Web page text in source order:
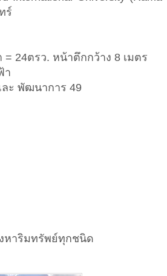
ร์
24ตรว. หน้าตึกกว้าง 8 เมตร
า
ะ พัฒนาการ 49
หาริมทรัพย์ทุกชนิด